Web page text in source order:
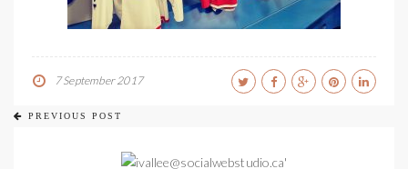
7 September 2017
PREVIOUS POST